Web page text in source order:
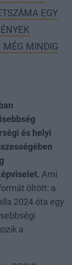
EGY
MÉG MINDIG
és helyi
Ami
öltött: a
2024 óta egy
a